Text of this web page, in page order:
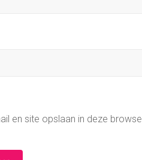
en site opslaan in deze